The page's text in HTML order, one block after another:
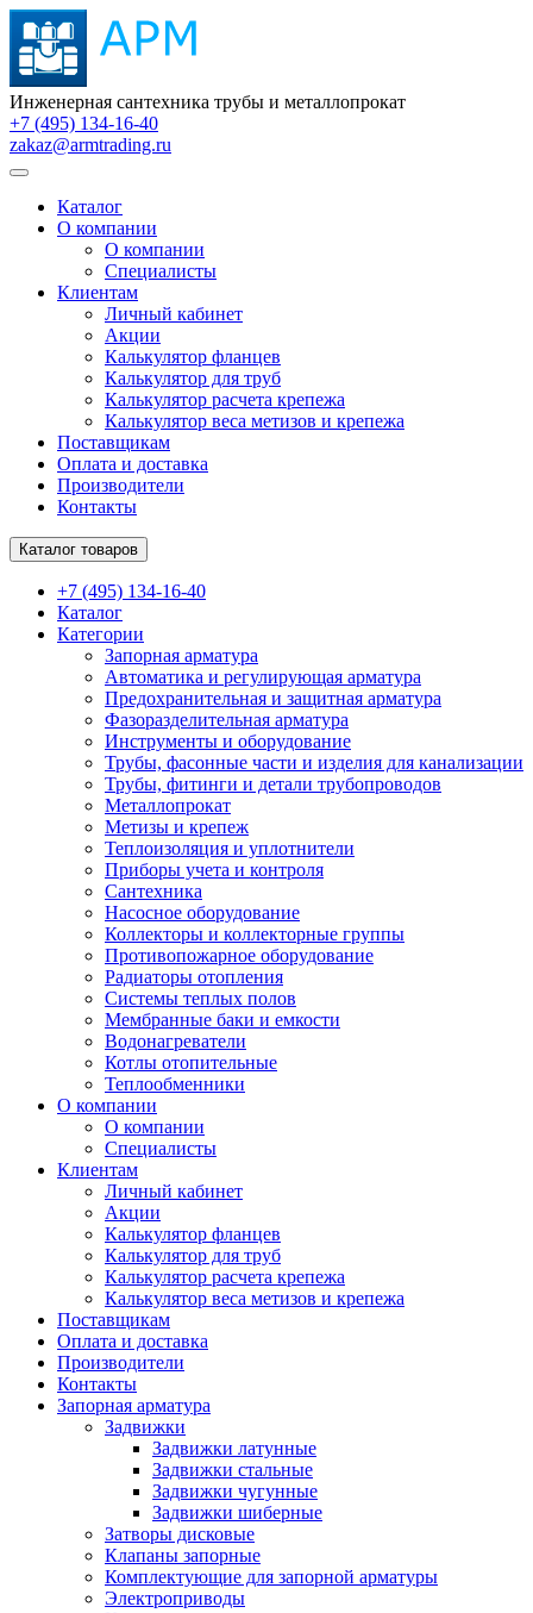
Инженерная сантехника трубы и металлопрокат
+7 (495) 134-16-40
zakaz@armtrading.ru
Каталог
О компании
О компании
Специалисты
Клиентам
Личный кабинет
Акции
Калькулятор фланцев
Калькулятор для труб
Калькулятор расчета крепежа
Калькулятор веса метизов и крепежа
Поставщикам
Оплата и доставка
Производители
Контакты
Каталог товаров
+7 (495) 134-16-40
Каталог
Категории
Запорная арматура
Автоматика и регулирующая арматура
Предохранительная и защитная арматура
Фазоразделительная арматура
Инструменты и оборудование
Трубы, фасонные части и изделия для канализации
Трубы, фитинги и детали трубопроводов
Металлопрокат
Метизы и крепеж
Теплоизоляция и уплотнители
Приборы учета и контроля
Сантехника
Насосное оборудование
Коллекторы и коллекторные группы
Противопожарное оборудование
Радиаторы отопления
Системы теплых полов
Мембранные баки и емкости
Водонагреватели
Котлы отопительные
Теплообменники
О компании
О компании
Специалисты
Клиентам
Личный кабинет
Акции
Калькулятор фланцев
Калькулятор для труб
Калькулятор расчета крепежа
Калькулятор веса метизов и крепежа
Поставщикам
Оплата и доставка
Производители
Контакты
Запорная арматура
Задвижки
Задвижки латунные
Задвижки стальные
Задвижки чугунные
Задвижки шиберные
Затворы дисковые
Клапаны запорные
Комплектующие для запорной арматуры
Электроприводы